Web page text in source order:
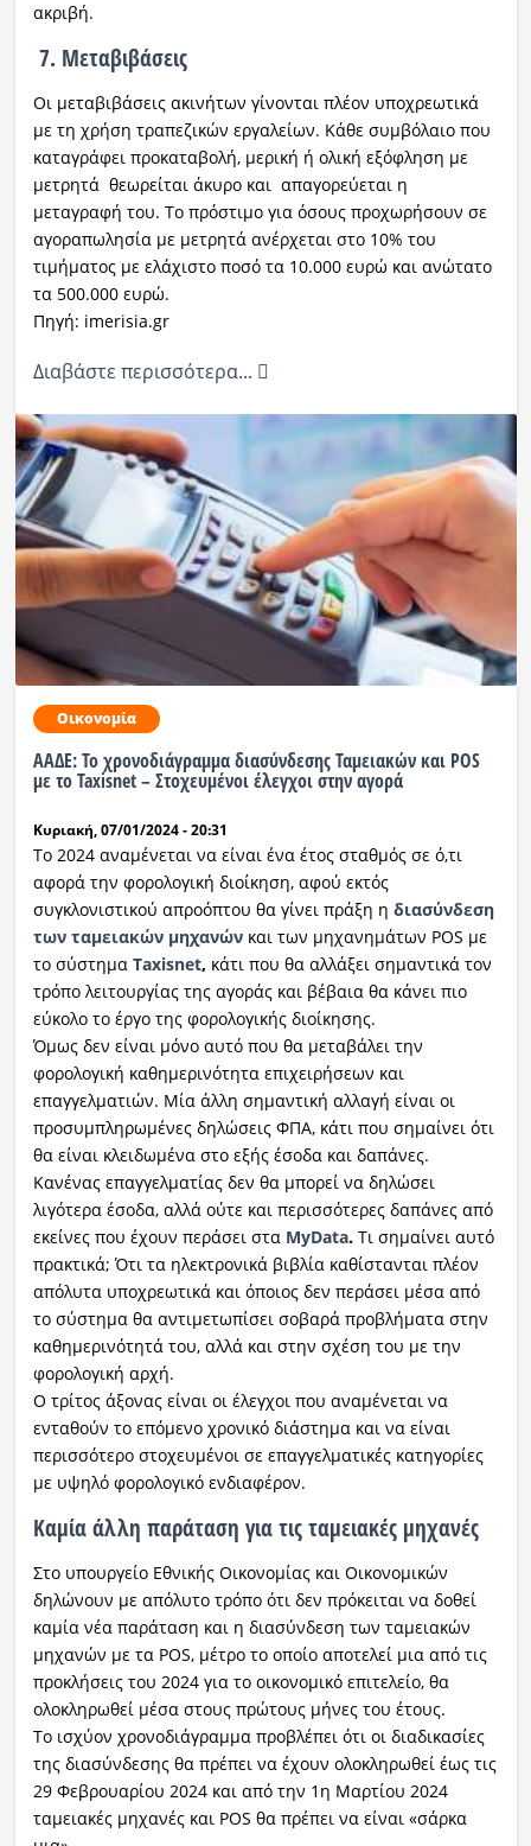
ακριβή.
7. Μεταβιβάσεις
Οι μεταβιβάσεις ακινήτων γίνονται πλέον υποχρεωτικά
με τη χρήση τραπεζικών εργαλείων. Κάθε συμβόλαιο που
καταγράφει προκαταβολή, μερική ή ολική εξόφληση με
μετρητά θεωρείται άκυρο και απαγορεύεται η
μεταγραφή του. Το πρόστιμο για όσους προχωρήσουν σε
αγοραπωλησία με μετρητά ανέρχεται στο 10% του
τιμήματος με ελάχιστο ποσό τα 10.000 ευρώ και ανώτατο
τα 500.000 ευρώ.
Πηγή: imerisia.gr
Διαβάστε περισσότερα...
Οικονομία
ΑΑΔΕ: Το χρονοδιάγραμμα διασύνδεσης Ταμειακών και POS
με το Taxisnet – Στοχευμένοι έλεγχοι στην αγορά
Κυριακή, 07/01/2024 - 20:31
Το 2024 αναμένεται να είναι ένα έτος σταθμός σε ό,τι
αφορά την φορολογική διοίκηση, αφού εκτός
συγκλονιστικού απροόπτου θα γίνει πράξη η διασύνδεση
των ταμειακών μηχανώνκαι των μηχανημάτων POS με
το σύστημα Taxisnet, κάτι που θα αλλάξει σημαντικά τον
τρόπο λειτουργίας της αγοράς και βέβαια θα κάνει πιο
εύκολο το έργο της φορολογικής διοίκησης.
Όμως δεν είναι μόνο αυτό που θα μεταβάλει την
φορολογική καθημερινότητα επιχειρήσεων και
επαγγελματιών. Μία άλλη σημαντική αλλαγή είναι οι
προσυμπληρωμένες δηλώσεις ΦΠΑ, κάτι που σημαίνει ότι
θα είναι κλειδωμένα στο εξής έσοδα και δαπάνες.
Κανένας επαγγελματίας δεν θα μπορεί να δηλώσει
λιγότερα έσοδα, αλλά ούτε και περισσότερες δαπάνες από
εκείνες που έχουν περάσει στα MyData. Τι σημαίνει αυτό
πρακτικά; Ότι τα ηλεκτρονικά βιβλία καθίστανται πλέον
απόλυτα υποχρεωτικά και όποιος δεν περάσει μέσα από
το σύστημα θα αντιμετωπίσει σοβαρά προβλήματα στην
καθημερινότητά του, αλλά και στην σχέση του με την
φορολογική αρχή.
Ο τρίτος άξονας είναι οι έλεγχοι που αναμένεται να
ενταθούν το επόμενο χρονικό διάστημα και να είναι
περισσότερο στοχευμένοι σε επαγγελματικές κατηγορίες
με υψηλό φορολογικό ενδιαφέρον.
Καμία άλλη παράταση για τις ταμειακές μηχανές
Στο υπουργείο Εθνικής Οικονομίας και Οικονομικών
δηλώνουν με απόλυτο τρόπο ότι δεν πρόκειται να δοθεί
καμία νέα παράταση και η διασύνδεση των ταμειακών
μηχανών με τα POS, μέτρο το οποίο αποτελεί μια από τις
προκλήσεις του 2024 για το οικονομικό επιτελείο, θα
ολοκληρωθεί μέσα στους πρώτους μήνες του έτους.
Το ισχύον χρονοδιάγραμμα προβλέπει ότι οι διαδικασίες
της διασύνδεσης θα πρέπει να έχουν ολοκληρωθεί έως τις
29 Φεβρουαρίου 2024 και από την 1η Μαρτίου 2024
ταμειακές μηχανές και POS θα πρέπει να είναι «σάρκα